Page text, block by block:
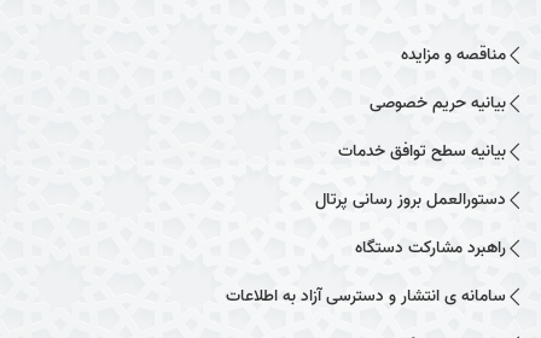
مناقصه و مزایده
بیانیه حریم خصوصی
بیانیه سطح توافق خدمات
دستورالعمل بروز رسانی پرتال
راهبرد مشارکت دستگاه
سامانه ی انتشار و دسترسی آزاد به اطلاعات